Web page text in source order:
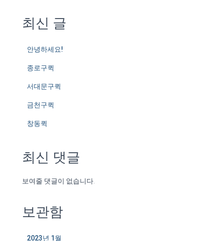
최신 글
안녕하세요!
종로구퀵
서대문구퀵
금천구퀵
창동퀵
최신 댓글
보여줄 댓글이 없습니다.
보관함
2023년 1월